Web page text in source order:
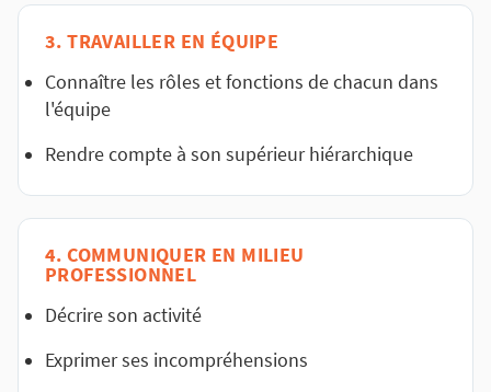
3. TRAVAILLER EN ÉQUIPE
Connaître les rôles et fonctions de chacun dans
l'équipe
Rendre compte à son supérieur hiérarchique
4. COMMUNIQUER EN MILIEU
PROFESSIONNEL
Décrire son activité
Exprimer ses incompréhensions